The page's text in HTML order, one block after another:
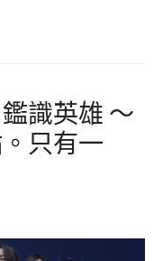
識英雄 ～
只有一